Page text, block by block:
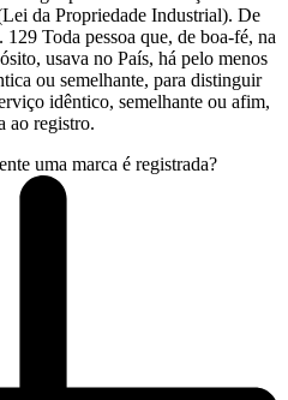
da Propriedade Industrial). De
Toda pessoa que, de boa-fé, na
usava no País, há pelo menos
ou semelhante, para distinguir
idêntico, semelhante ou afim,
ao registro.
uma marca é registrada?